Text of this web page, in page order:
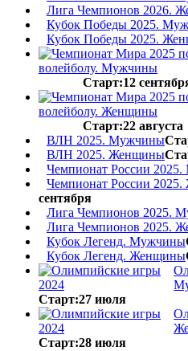
Лига Чемпионов 2026.
Кубок Победы 2025.
Кубок Победы 2025.
Старт:12
Старт:22 августа
ВЛН 2025. Мужчины
ВЛН 2025. Женщины
Чемпионат России
Чемпионат России
сентября
Лига Чемпионов 2025.
Лига Чемпионов 2025.
Кубок Легенд. Мужчины
Кубок Легенд. Женщины
Старт:27 июля
Старт:28 июля